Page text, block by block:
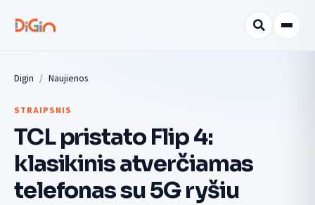
Digin Naujienos
STRAIPSNIS
TCL pristato Flip 4:
klasikinis atverčiamas
telefonas su 5G ryšiu